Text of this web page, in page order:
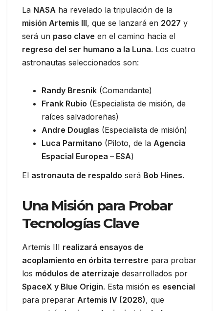
La NASA ha revelado la tripulación de la
misión Artemis III, que se lanzará en 2027 y
será un paso clave en el camino hacia el
regreso del ser humano a la Luna. Los cuatro
astronautas seleccionados son:
Randy Bresnik (Comandante)
Frank Rubio (Especialista de misión, de
raíces salvadoreñas)
Andre Douglas (Especialista de misión)
Luca Parmitano (Piloto, de la Agencia
Espacial Europea – ESA)
El astronauta de respaldo será Bob Hines.
Una Misión para Probar
Tecnologías Clave
Artemis III realizará ensayos de
acoplamiento en órbita terrestre para probar
los módulos de aterrizaje desarrollados por
SpaceX y Blue Origin. Esta misión es esencial
para preparar Artemis IV (2028), que